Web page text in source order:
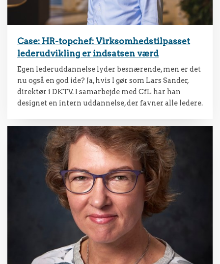
Case: HR-topchef: Virksomhedstilpasset
lederudvikling er indsatsen værd
Egen lederuddannelse lyder besnærende, men er det
nu også en god ide? Ja, hvis I gør som Lars Sander,
direktør i DKTV. I samarbejde med CfL har han
designet en intern uddannelse, der favner alle ledere.